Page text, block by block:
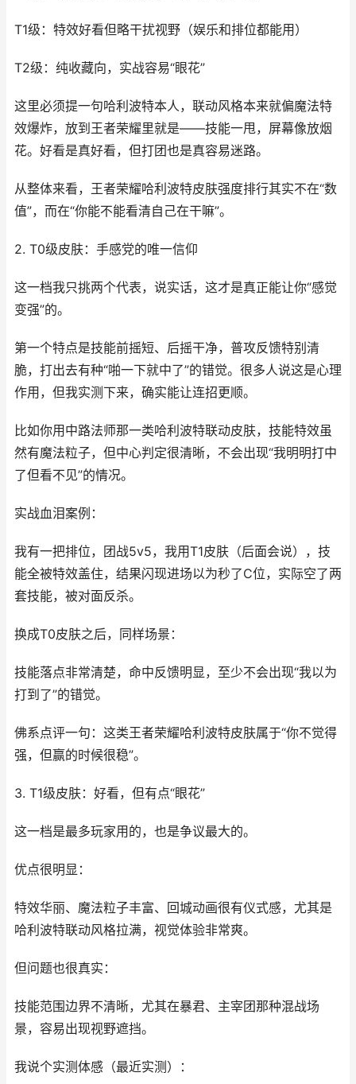
T1级：特效好看但略干扰视野（娱乐和排位都能用）
T2级：纯收藏向，实战容易“眼花”
这里必须提一句哈利波特本人，联动风格本来就偏魔法特
效爆炸，放到王者荣耀里就是——技能一甩，屏幕像放烟
花。好看是真好看，但打团也是真容易迷路。
从整体来看，王者荣耀哈利波特皮肤强度排行其实不在“数
值”，而在“你能不能看清自己在干嘛”。
2. T0级皮肤：手感党的唯一信仰
这一档我只挑两个代表，说实话，这才是真正能让你“感觉
变强”的。
第一个特点是技能前摇短、后摇干净，普攻反馈特别清
脆，打出去有种“啪一下就中了”的错觉。很多人说这是心理
作用，但我实测下来，确实能让连招更顺。
比如你用中路法师那一类哈利波特联动皮肤，技能特效虽
然有魔法粒子，但中心判定很清晰，不会出现“我明明打中
了但看不见”的情况。
实战血泪案例：
我有一把排位，团战5v5，我用T1皮肤（后面会说），技
能全被特效盖住，结果闪现进场以为秒了C位，实际空了两
套技能，被对面反杀。
换成T0皮肤之后，同样场景：
技能落点非常清楚，命中反馈明显，至少不会出现“我以为
打到了”的错觉。
佛系点评一句：这类王者荣耀哈利波特皮肤属于“你不觉得
强，但赢的时候很稳”。
3. T1级皮肤：好看，但有点“眼花”
这一档是最多玩家用的，也是争议最大的。
优点很明显：
特效华丽、魔法粒子丰富、回城动画很有仪式感，尤其是
哈利波特联动风格拉满，视觉体验非常爽。
但问题也很真实：
技能范围边界不清晰，尤其在暴君、主宰团那种混战场
景，容易出现视野遮挡。
我说个实测体感（最近实测）：